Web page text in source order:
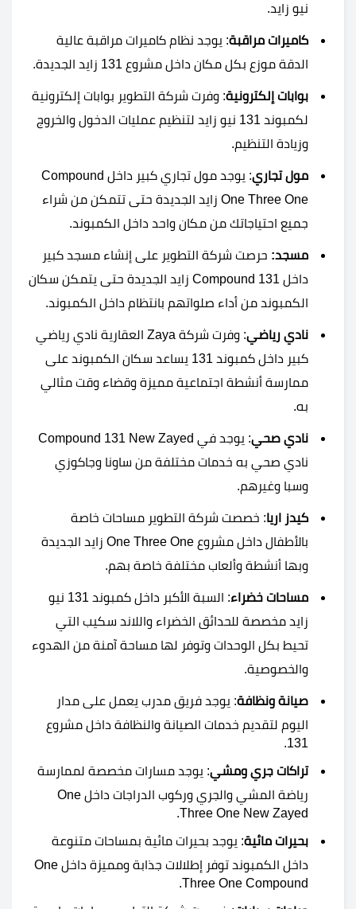
نيو زايد.
كاميرات مراقبة: يوجد نظام كاميرات مراقبة عالية
الدقة موزع بكل مكان داخل مشروع 131 زايد الجديدة.
بوابات إلكترونية: وفرت شركة التطوير بوابات إلكترونية
لكمبوند 131 نيو زايد لتنظيم عمليات الدخول والخروج
وزيادة التنظيم.
مول تجاري
: يوجد مول تجاري كبير داخل Compound
One Three One زايد الجديدة حتى تتمكن من شراء
جميع احتياجاتك من مكان واحد داخل الكمبوند.
مسجد: حرصت شركة التطوير على إنشاء مسجد كبير
داخل Compound 131 زايد الجديدة حتى يتمكن سكان
الكمبوند من أداء صلواتهم بانتظام داخل الكمبوند.
نادي رياضي
: وفرت شركة Zaya العقارية نادي رياضي
كبير داخل كمبوند 131 يساعد سكان الكمبوند على
ممارسة أنشطة اجتماعية مميزة وقضاء وقت مثالي
به.
نادي صحي
: يوجد في Compound 131 New Zayed
نادي صحي به خدمات مختلفة من ساونا وجاكوزي
وسبا وغيرهم.
كيدز اريا: خصصت شركة التطوير مساحات خاصة
بالأطفال داخل مشروع One Three One زايد الجديدة
وبها أنشطة وألعاب مختلفة خاصة بهم.
مساحات خضراء
: السبة الأكبر داخل كمبوند 131 نيو
زايد مخصصة للحدائق الخضراء واللاند سكيب التي
تحيط بكل الوحدات وتوفر لها مساحة آمنة من الهدوء
والخصوصية.
صيانة ونظافة: يوجد فريق مدرب يعمل على مدار
اليوم لتقديم خدمات الصيانة والنظافة داخل مشروع
131.
تراكات جري ومشي: يوجد مسارات مخصصة لممارسة
رياضة المشي والجري وركوب الدراجات داخل One
Three One New Zayed.
بحيرات مائية: يوجد بحيرات مائية بمساحات متنوعة
داخل الكمبوند توفر إطلالات جذابة ومميزة داخل One
Three One Compound.